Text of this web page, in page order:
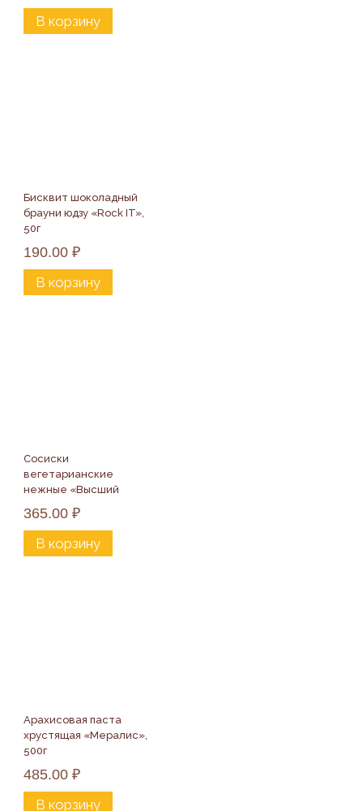
В корзину
Бисквит шоколадный
брауни юдзу «Rock IT»,
50г
190.00 ₽
В корзину
Сосиски
вегетарианские
нежные «Высший
вкус», 200г
365.00 ₽
В корзину
Арахисовая паста
хрустящая «Мералис»,
500г
485.00 ₽
В корзину